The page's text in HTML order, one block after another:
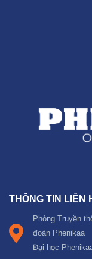
THÔNG TIN LIÊN
Phòng Truyền
đoàn Phenikaa
Đại học